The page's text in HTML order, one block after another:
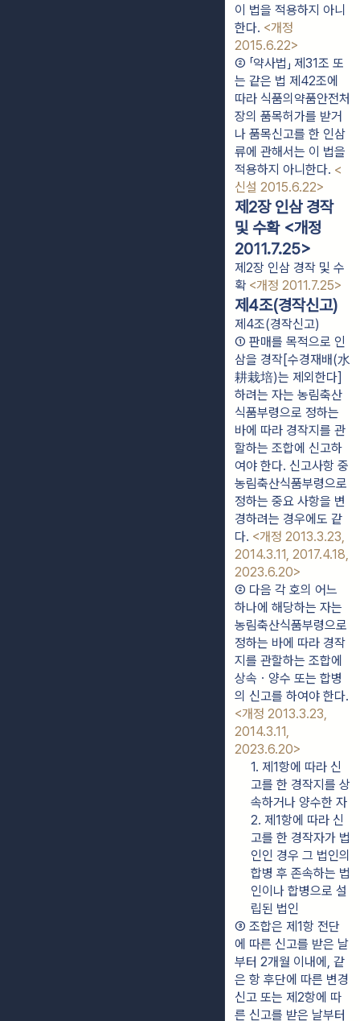
이 법을 적용하지 아니
한다. <개정
2015.6.22>
② 「약사법」 제31조 또
는 같은 법 제42조에
따라 식품의약품안전처
장의 품목허가를 받거
나 품목신고를 한 인삼
류에 관해서는 이 법을
적용하지 아니한다. <
신설 2015.6.22>
제2장 인삼 경작
및 수확 <개정
2011.7.25>
제2장 인삼 경작 및 수
확 <개정 2011.7.25>
제4조(경작신고)
제4조(경작신고)
① 판매를 목적으로 인
삼을 경작[수경재배(水
耕栽培)는 제외한다]
하려는 자는 농림축산
식품부령으로 정하는
바에 따라 경작지를 관
할하는 조합에 신고하
여야 한다. 신고사항 중
농림축산식품부령으로
정하는 중요 사항을 변
경하려는 경우에도 같
다. <개정 2013.3.23,
2014.3.11, 2017.4.18,
2023.6.20>
② 다음 각 호의 어느
하나에 해당하는 자는
농림축산식품부령으로
정하는 바에 따라 경작
지를 관할하는 조합에
상속ㆍ양수 또는 합병
<개정 2013.3.23,
2014.3.11,
2023.6.20>
1. 제1항에 따라 신
고를 한 경작지를 상
속하거나 양수한 자
2. 제1항에 따라 신
고를 한 경작자가 법
인인 경우 그 법인의
합병 후 존속하는 법
인이나 합병으로 설
립된 법인
③ 조합은 제1항 전단
에 따른 신고를 받은 날
부터 2개월 이내에, 같
은 항 후단에 따른 변경
신고 또는 제2항에 따
른 신고를 받은 날부터